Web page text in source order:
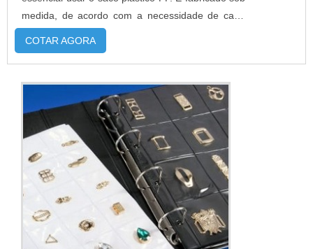
medida, de acordo com a necessidade de cada
cliente. Além de serem fabricados com ou sem
impressão, este tipo de embalagem é
amplamente utilizado por gráficas, editoras,
laboratórios, confecções, entre outros segmentos.
O produto oferece diversas vantagen...
COTAR AGORA